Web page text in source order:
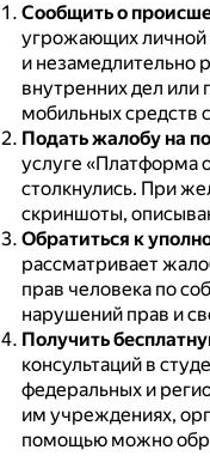
Сообщить о
угрожающих личной
и незамедлительно
внутренних дел или
мобильных средств
Подать жалобу на
услуге «Платформа
столкнулись. При
скриншоты,
Обратиться к
рассматривает
прав человека по
нарушений прав и
Получить
консультаций в
федеральных и
им учреждениях,
помощью можно